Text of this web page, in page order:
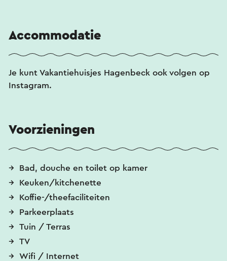
Woonkamer met keukenhoek, aparte slaapkamer
badkamer.
Keukenfaciliteiten
Overige voorzieningen
Haardroger met diffuser
Beddengoed inbegrepen
Handdoeken zelf meenemen of een
handdoekenpakket aanvragen
Ruimte voor een eigen kinderbedje
de gezamenlijke tuin (niet omheind)
Accommodatie
Je kunt Vakantiehuisjes Hagenbeck ook volgen op
Instagram.
Voorzieningen
Bad, douche en toilet op kamer
Keuken/kitchenette
Koffie-/theefaciliteiten
Parkeerplaats
Tuin / Terras
TV
Wifi / Internet